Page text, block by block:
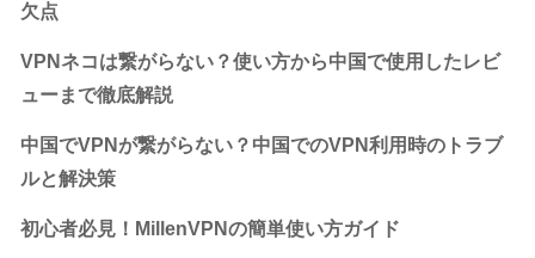
欠点
VPNネコは繋がらない？使い方から中国で使用したレビ
ューまで徹底解説
中国でVPNが繋がらない？中国でのVPN利用時のトラブ
ルと解決策
初心者必見！MillenVPNの簡単使い方ガイド